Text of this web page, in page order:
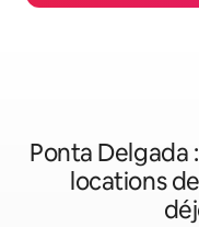
Ponta Delgada
locations